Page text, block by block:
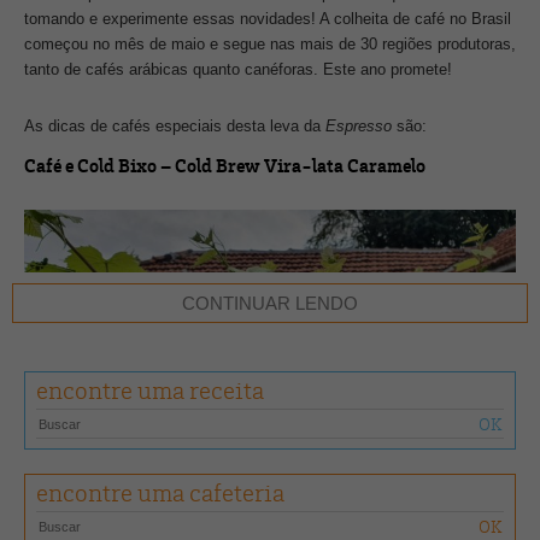
tomando e experimente essas novidades! A colheita de café no Brasil
começou no mês de maio e segue nas mais de 30 regiões produtoras,
tanto de cafés arábicas quanto canéforas. Este ano promete!
As dicas de cafés especiais desta leva da Espresso são:
Café e Cold Bixo – Cold Brew Vira-lata Caramelo
CONTINUAR LENDO
encontre uma receita
encontre uma cafeteria